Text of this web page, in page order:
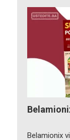
Belamionix